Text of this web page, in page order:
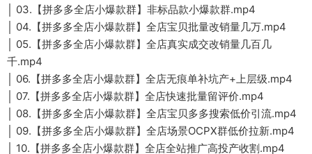
│ 03.【拼多多全店小爆款群】非标品款小爆款群.mp4
│ 04.【拼多多全店小爆款群】全店宝贝批量改销量几万.mp4
│ 05.【拼多多全店小爆款群】全店真实成交改销量几百几
千.mp4
│ 06.【拼多多全店小爆款群】全店无痕单补坑产+上层级.mp4
│ 07.【拼多多全店小爆款群】全店快速批量留评价.mp4
│ 08.【拼多多全店小爆款群】全店宝贝多多搜索低价引流.mp4
│ 09.【拼多多全店小爆款群】全店场景OCPX群低价拉新.mp4
│ 10.【拼多多全店小爆款群】全店全站推广高投产收割.mp4